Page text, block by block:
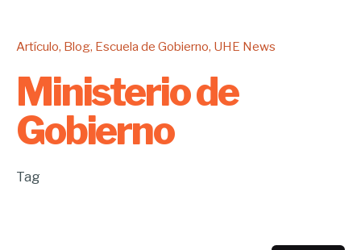
Artículo Blog Escuela de Gobierno UHE News
Ministerio de
Gobierno
Tag